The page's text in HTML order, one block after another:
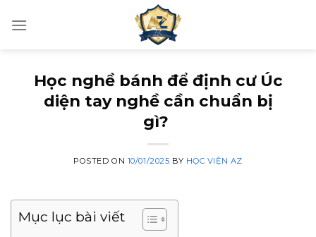
Học nghề bánh để định cư Úc
diện tay nghề cần chuẩn bị
gì?
POSTED ON 10/01/2025 BY HỌC VIỆN AZ
Mục lục bài viết